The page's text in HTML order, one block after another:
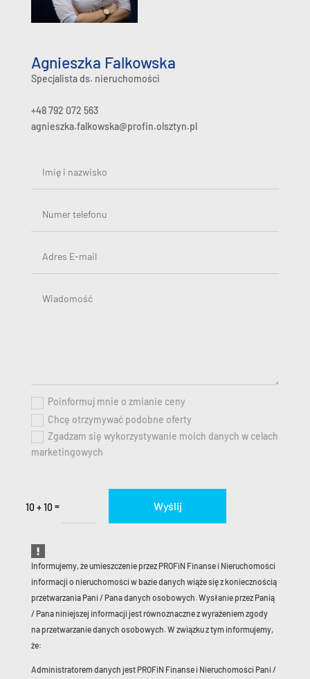
Agnieszka Falkowska
Specjalista ds. nieruchomości
+48 792 072 563
agnieszka.falkowska@profin.olsztyn.pl
Poinformuj mnie o zmianie ceny
Chcę otrzymywać podobne oferty
Zgadzam się wykorzystywanie moich danych w celach
marketingowych
10 + 10 = Wyślij
Informujemy, że umieszczenie przez PROFiN Finanse i Nieruchomości
informacji o nieruchomości w bazie danych wiąże się z koniecznością
przetwarzania Pani / Pana danych osobowych. Wysłanie przez Panią
/ Pana niniejszej informacji jest równoznaczne z wyrażeniem zgody
na przetwarzanie danych osobowych. W związku z tym informujemy,
że:
Administratorem danych jest PROFiN Finanse i Nieruchomości Pani /